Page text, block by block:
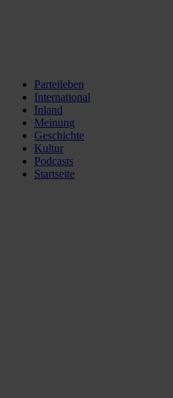
Parteileben
International
Inland
Meinung
Geschichte
Kultur
Podcasts
Startseite